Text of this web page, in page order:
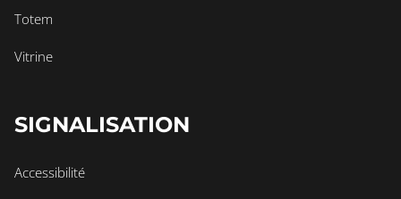
Totem
Vitrine
SIGNALISATION
Accessibilité